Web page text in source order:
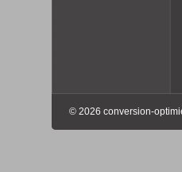
© 2026 conversion-